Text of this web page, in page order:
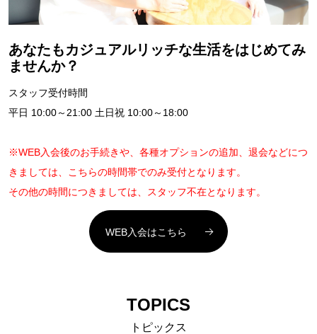
あなたもカジュアルリッチな生活をはじめてみ
ませんか？
スタッフ受付時間
平日 10:00～21:00 土日祝 10:00～18:00
※WEB入会後のお手続きや、各種オプションの追加、退会などにつ
きましては、こちらの時間帯でのみ受付となります。
その他の時間につきましては、スタッフ不在となります。
WEB入会はこちら
TOPICS
トピックス